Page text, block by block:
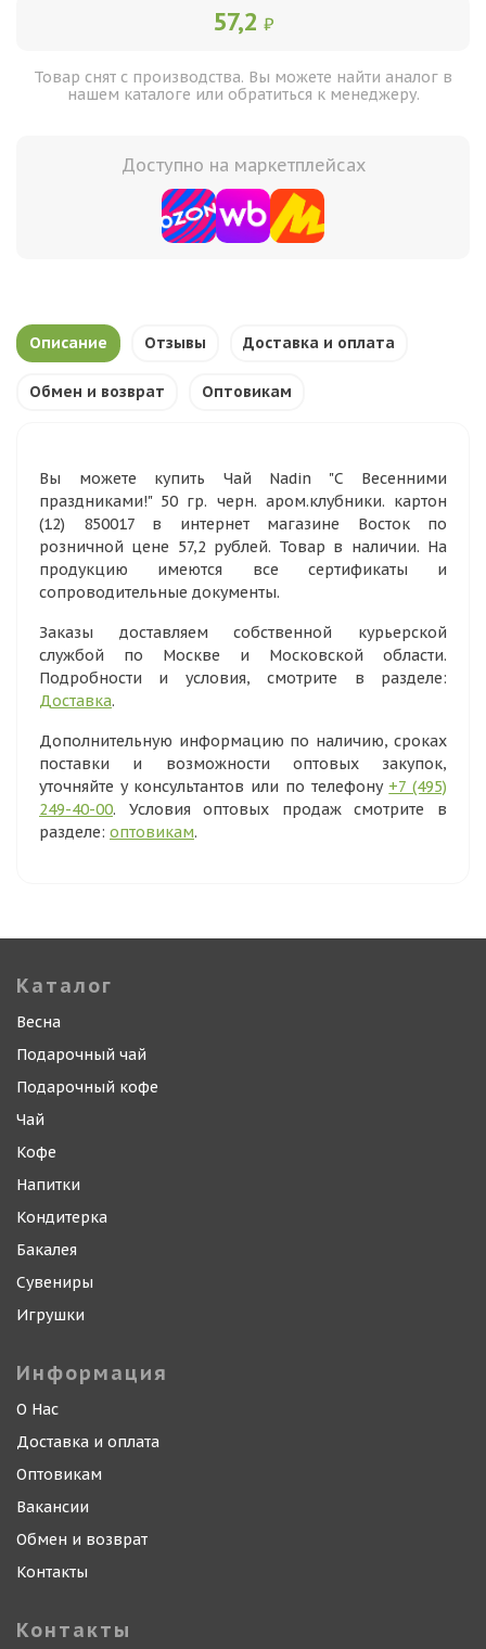
57,2 ₽
Товар снят с производства. Вы можете найти аналог в
нашем каталоге или обратиться к менеджеру.
Доступно на маркетплейсах
Описание Отзывы Доставка и оплата
Обмен и возврат Оптовикам
Вы можете купить Чай Nadin "С Весенними
праздниками!" 50 гр. черн. аром.клубники. картон
(12) 850017 в интернет магазине Восток по
розничной цене 57,2 рублей. Товар в наличии. На
продукцию имеются все сертификаты и
сопроводительные документы.
Заказы доставляем собственной курьерской
службой по Москве и Московской области.
Подробности и условия, смотрите в разделе:
Доставка.
Дополнительную информацию по наличию, сроках
поставки и возможности оптовых закупок,
уточняйте у консультантов или по телефону +7 (495)
249-40-00. Условия оптовых продаж смотрите в
разделе: оптовикам.
Каталог
Весна
Подарочный чай
Подарочный кофе
Чай
Кофе
Напитки
Кондитерка
Бакалея
Сувениры
Игрушки
Информация
О Нас
Доставка и оплата
Оптовикам
Вакансии
Обмен и возврат
Контакты
Контакты